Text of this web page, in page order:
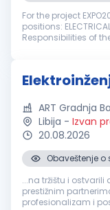
For the project
positions:
Responsibilities of the
ART Gradnja
Libija - Izvan
20.08.2026
Obaveštenje
...na tržištu i
prestižnim
profesionalizam i